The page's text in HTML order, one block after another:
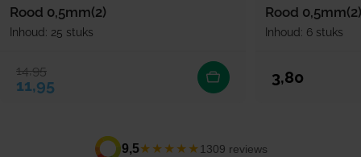
Rood 0,5mm(2)
Inhoud: 25 stuks
Verkoopprijs
11,95
Normale prijs
14,95
Rood 0,5mm(2)
Inhoud: 6 stuks
Normale prijs
3,80
9,5★★★★★ 1309 reviews